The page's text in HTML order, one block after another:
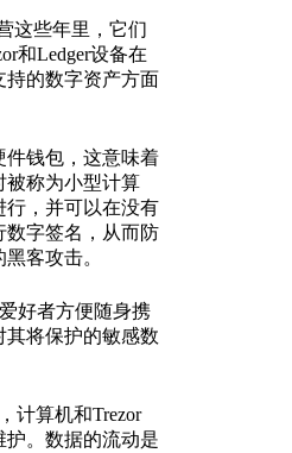
这些年里，它们
和Ledger设备在
持的数字资产方面
件钱包，这意味着
被称为小型计算
行，并可以在没有
数字签名，从而防
客攻击。
好者方便随身携
将保护的敏感数
计算机和Trezor
护。数据的流动是